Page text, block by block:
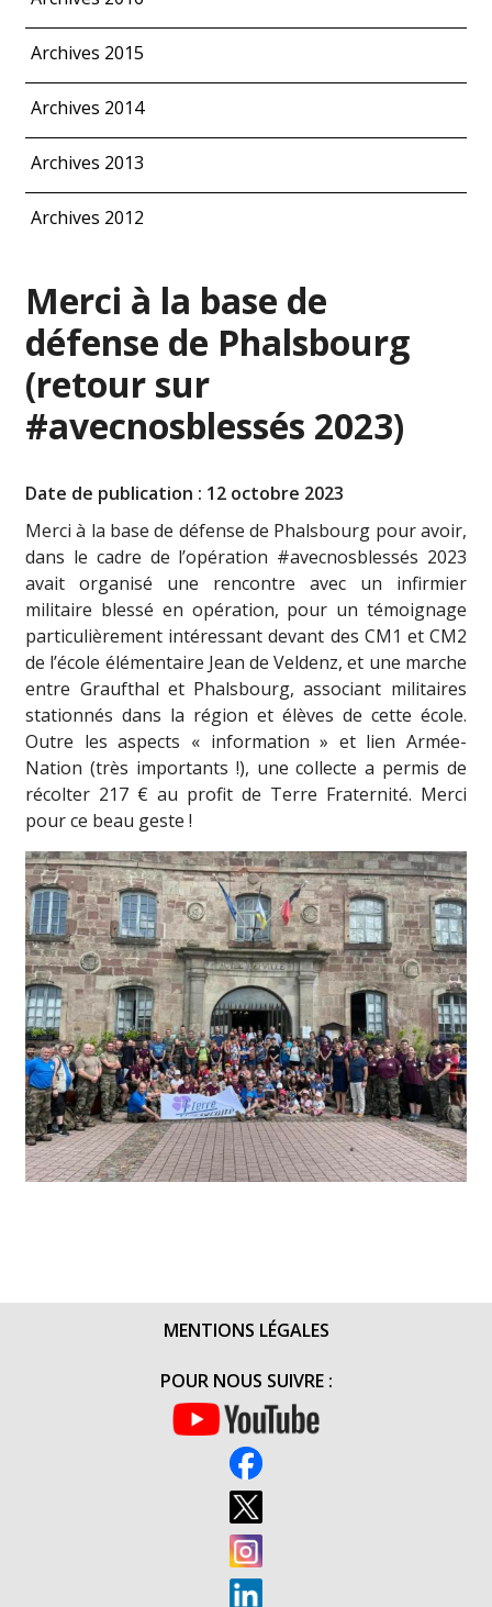
Archives 2015
Archives 2014
Archives 2013
Archives 2012
Merci à la base de
défense de Phalsbourg
(retour sur
#avecnosblessés 2023)
Date de publication : 12 octobre 2023
Merci à la base de défense de Phalsbourg pour avoir,
dans le cadre de l’opération #avecnosblessés 2023
avait organisé une rencontre avec un infirmier
militaire blessé en opération, pour un témoignage
particulièrement intéressant devant des CM1 et CM2
de l’école élémentaire Jean de Veldenz, et une marche
entre Graufthal et Phalsbourg, associant militaires
stationnés dans la région et élèves de cette école.
Outre les aspects « information » et lien Armée-
Nation (très importants !), une collecte a permis de
récolter 217 € au profit de Terre Fraternité. Merci
pour ce beau geste !
MENTIONS LÉGALES
POUR NOUS SUIVRE :